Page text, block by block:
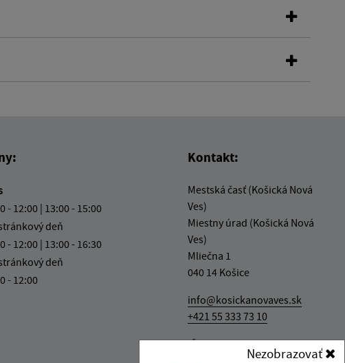
- 12:00 | 13:00 - 15:00
deň
- 12:00 | 13:00 - 16:30
deň
- 12:00
Kontakt:
Mestská časť (Košická Nová
Ves)
Miestny úrad (Košická Nová
Ves)
Mliečna 1
040 14 Košice
info@kosickanovaves.sk
+421 55 333 73 10
IČO: 00 690 996
Nezobrazovať